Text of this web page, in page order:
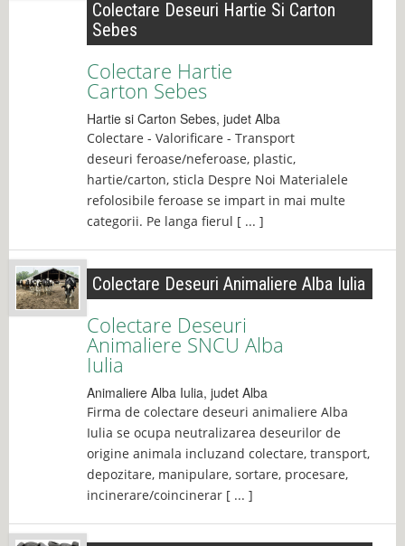
Colectare Deseuri Hartie Si Carton
Sebes
Colectare Hartie
Carton Sebes
Hartie si Carton Sebes, judet Alba
Colectare - Valorificare - Transport
deseuri feroase/neferoase, plastic,
hartie/carton, sticla Despre Noi Materialele
refolosibile feroase se impart in mai multe
categorii. Pe langa fierul [ ... ]
Colectare Deseuri Animaliere Alba Iulia
Colectare Deseuri
Animaliere SNCU Alba
Iulia
Animaliere Alba Iulia, judet Alba
Firma de colectare deseuri animaliere Alba
Iulia se ocupa neutralizarea deseurilor de
origine animala incluzand colectare, transport,
depozitare, manipulare, sortare, procesare,
incinerare/coincinerar [ ... ]